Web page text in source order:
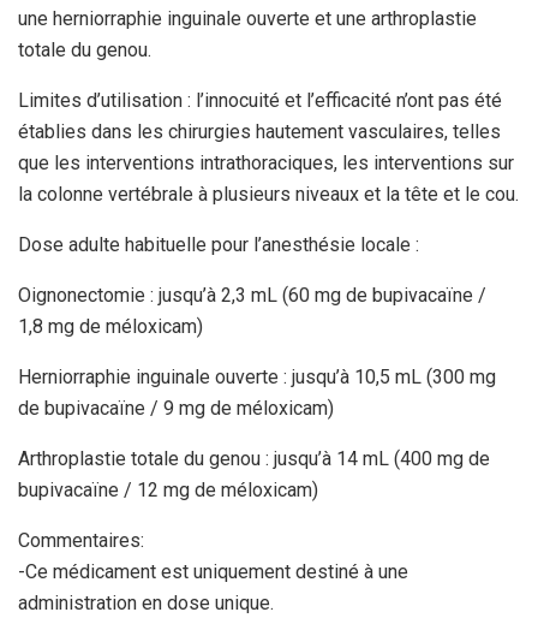
une herniorraphie inguinale ouverte et une arthroplastie
totale du genou.
Limites d’utilisation : l’innocuité et l’efficacité n’ont pas été
établies dans les chirurgies hautement vasculaires, telles
que les interventions intrathoraciques, les interventions sur
la colonne vertébrale à plusieurs niveaux et la tête et le cou.
Dose adulte habituelle pour l’anesthésie locale :
Oignonectomie : jusqu’à 2,3 mL (60 mg de bupivacaïne /
1,8 mg de méloxicam)
Herniorraphie inguinale ouverte : jusqu’à 10,5 mL (300 mg
de bupivacaïne / 9 mg de méloxicam)
Arthroplastie totale du genou : jusqu’à 14 mL (400 mg de
bupivacaïne / 12 mg de méloxicam)
Commentaires:
-Ce médicament est uniquement destiné à une
administration en dose unique.